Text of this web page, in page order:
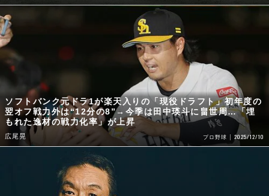
ソフトバンク元ドラ1が楽天入りの「現役ドラフト」初年度の
翌オフ戦力外は“12分の8”→今季は田中瑛斗に畠世周…「埋
もれた逸材の戦力化率」が上昇
広尾晃 プロ野球 2025/12/10